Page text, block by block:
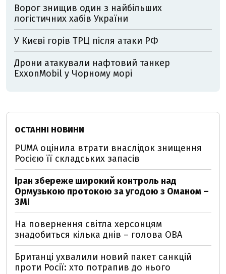
Ворог знищив один з найбільших
логістичних хабів України
У Києві горів ТРЦ після атаки РФ
Дрони атакували нафтовий танкер
ExxonMobil у Чорному морі
ОСТАННІ НОВИНИ
PUMA оцінила втрати внаслідок знищення
Росією її складських запасів
Іран збереже широкий контроль над
Ормузькою протокою за угодою з Оманом –
ЗМІ
На повернення світла херсонцям
знадобиться кілька днів – голова ОВА
Британці ухвалили новий пакет санкцій
проти Росії: хто потрапив до нього